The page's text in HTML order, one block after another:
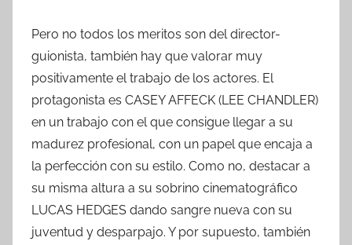
Pero no todos los meritos son del director-
guionista, también hay que valorar muy
positivamente el trabajo de los actores. El
protagonista es CASEY AFFECK (LEE CHANDLER)
en un trabajo con el que consigue llegar a su
madurez profesional, con un papel que encaja a
la perfección con su estilo. Como no, destacar a
su misma altura a su sobrino cinematográfico
LUCAS HEDGES dando sangre nueva con su
juventud y desparpajo. Y por supuesto, también